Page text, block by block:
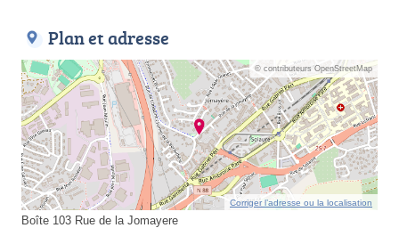
Plan et adresse
© contributeurs OpenStreetMap
Corriger l’adresse ou la localisation
Boîte 103 Rue de la Jomayere